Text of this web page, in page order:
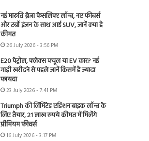
नई मारुति ब्रेजा फेसलिफ्ट लॉन्च, नए फीचर्स
और टर्बो इंजन के साथ आई SUV, जानें क्या है
कीमत
26 July 2026 - 3:56 PM
E20 पेट्रोल, फ्लेक्स फ्यूल या EV कार? नई
गाड़ी खरीदने से पहले जानें किसमें है ज्यादा
फायदा
23 July 2026 - 7:41 PM
Triumph की लिमिटेड एडिशन बाइक लॉन्च के
लिए तैयार, 21 लाख रुपये कीमत में मिलेंगे
प्रीमियम फीचर्स
16 July 2026 - 3:17 PM